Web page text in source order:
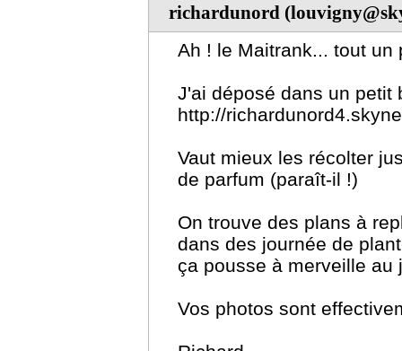
richardunord
Ah ! le Maitrank... tout un
J'ai déposé dans un petit
http://
Vaut mieux les récolter
de parfum (paraît-il !)
On trouve des plans à
dans des journée de
ça pousse à merveille au
Vos photos sont